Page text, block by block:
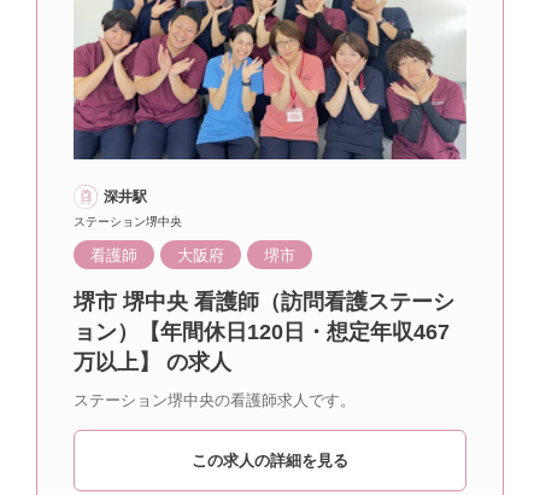
深井駅
ステーション堺中央
看護師 大阪府 堺市
堺市 堺中央 看護師（訪問看護ステーシ
ョン）【年間休日120日・想定年収467
万以上】 の求人
ステーション堺中央の看護師求人です。
この求人の詳細を見る